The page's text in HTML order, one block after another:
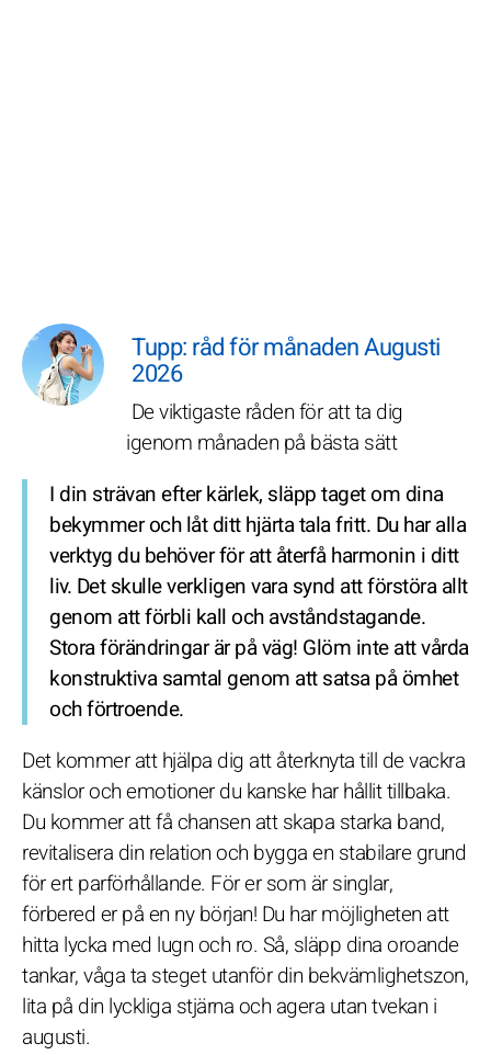
Tupp: råd för månaden Augusti
2026
De viktigaste råden för att ta dig
igenom månaden på bästa sätt
I din strävan efter kärlek, släpp taget om dina
bekymmer och låt ditt hjärta tala fritt. Du har alla
verktyg du behöver för att återfå harmonin i ditt
liv. Det skulle verkligen vara synd att förstöra allt
genom att förbli kall och avståndstagande.
Stora förändringar är på väg! Glöm inte att vårda
konstruktiva samtal genom att satsa på ömhet
och förtroende.
Det kommer att hjälpa dig att återknyta till de vackra
känslor och emotioner du kanske har hållit tillbaka.
Du kommer att få chansen att skapa starka band,
revitalisera din relation och bygga en stabilare grund
för ert parförhållande. För er som är singlar,
förbered er på en ny början! Du har möjligheten att
hitta lycka med lugn och ro. Så, släpp dina oroande
tankar, våga ta steget utanför din bekvämlighetszon,
lita på din lyckliga stjärna och agera utan tvekan i
augusti.